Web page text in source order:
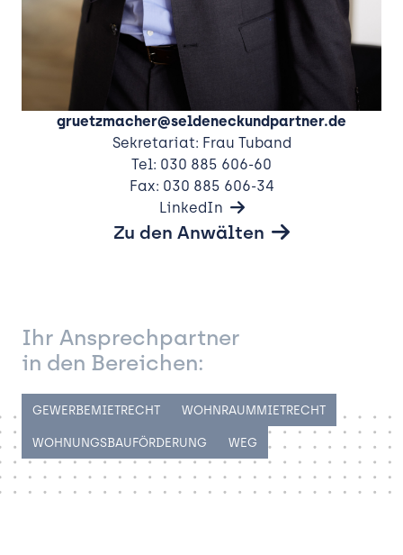
Kanzlei
Expertise
Verwalten
Team
Notarformulare
gruetzmacher@seldeneckundpartner.de
Sekretariat: Frau Tuband
Tel: 030 885 606-60
Fax: 030 885 606-34
LinkedIn
Zu den Anwälten
Ihr Ansprechpartner
in den Bereichen:
GEWERBEMIETRECHT WOHNRAUMMIETRECHT
WOHNUNGSBAUFÖRDERUNG WEG